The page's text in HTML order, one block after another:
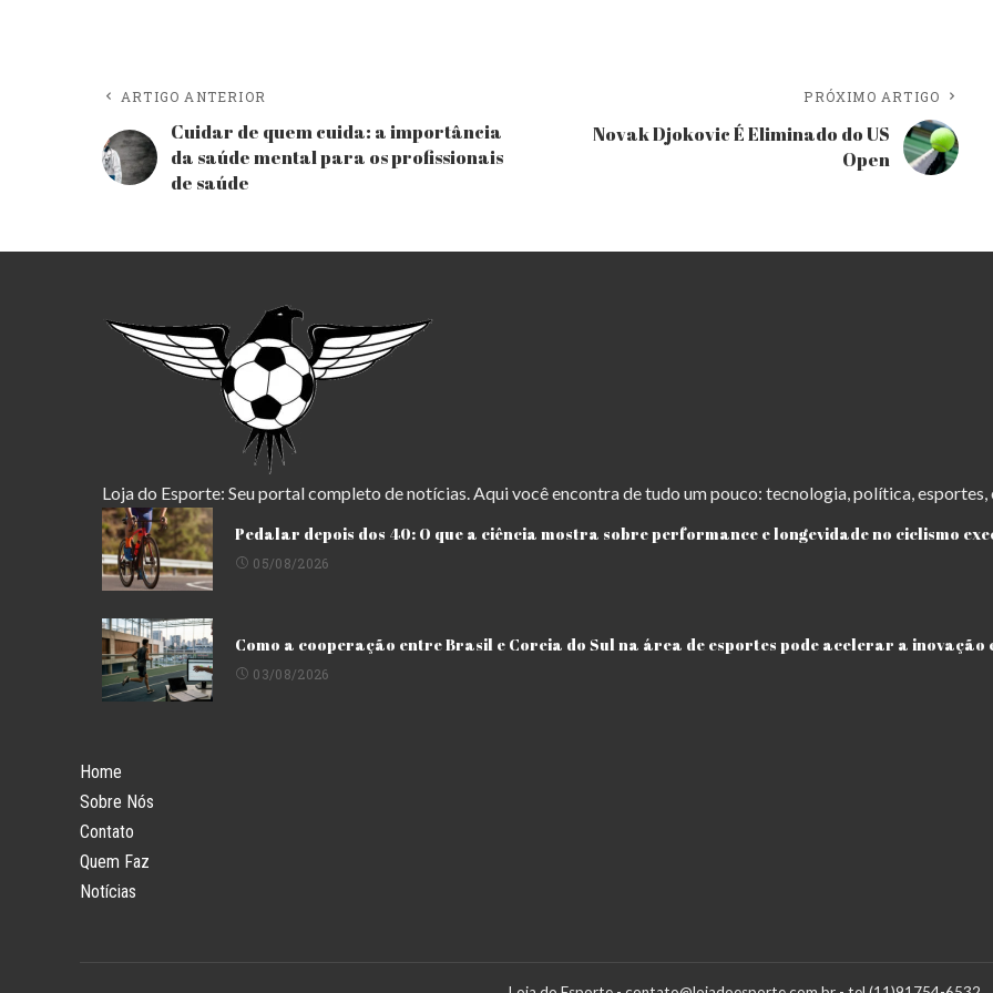
ARTIGO ANTERIOR
Cuidar de quem cuida: a importância
da saúde mental para os profissionais
de saúde
PRÓXIMO ARTIGO
Novak Djokovic É Eliminado do US
Open
Loja do Esporte: Seu portal completo de notícias. Aqui você encontra de tudo um pouco: tecnologia, política,
Pedalar depois dos 40: O que a ciência mostra sobre performance e longevidade no ciclismo
05/08/2026
Como a cooperação entre Brasil e Coreia do Sul na área de esportes pode acelerar a
03/08/2026
Home
Sobre Nós
Contato
Quem Faz
Notícias